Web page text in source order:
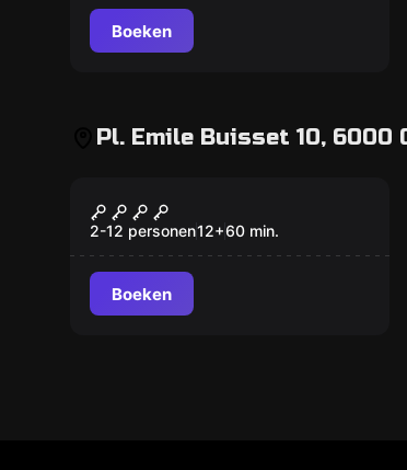
Boeken
Pl. Emile Buisset 10, 6000
Nieuw
Le Procès, au Cabinet de
Maître Hembise
2-12 personen12+60 min.
Boeken